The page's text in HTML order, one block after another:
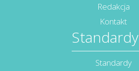
Redakcja
Kontakt
Standardy
Standardy